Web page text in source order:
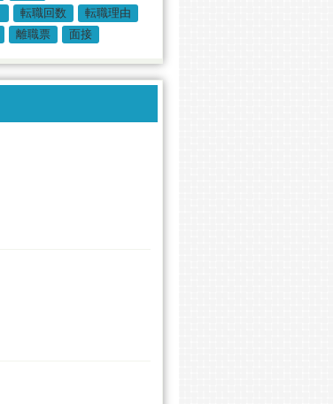
転職回数
転職理由
離職票 面接